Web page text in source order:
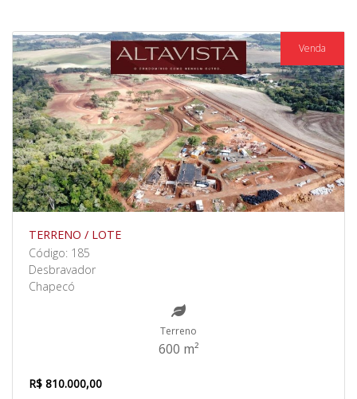
Venda
TERRENO / LOTE
Código: 185
Desbravador
Chapecó
Terreno
600 m²
R$ 810.000,00